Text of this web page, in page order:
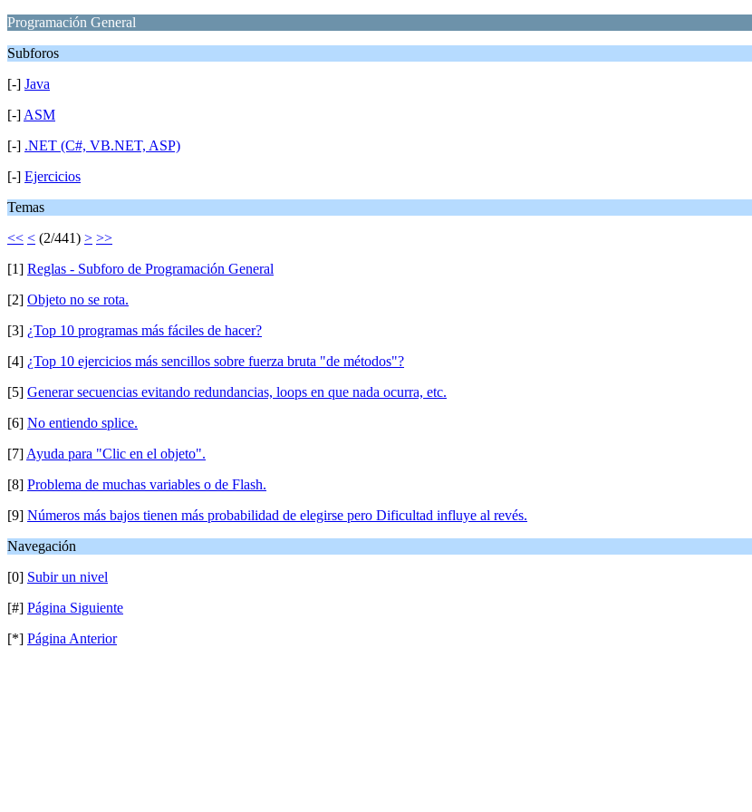
Programación General
Subforos
[-] Java
[-] ASM
[-] .NET (C#, VB.NET, ASP)
[-] Ejercicios
Temas
<< < (2/441) > >>
[1] Reglas - Subforo de Programación General
[2] Objeto no se rota.
[3] ¿Top 10 programas más fáciles de hacer?
[4] ¿Top 10 ejercicios más sencillos sobre fuerza bruta "de métodos"?
[5] Generar secuencias evitando redundancias, loops en que nada ocurra, etc.
[6] No entiendo splice.
[7] Ayuda para "Clic en el objeto".
[8] Problema de muchas variables o de Flash.
[9] Números más bajos tienen más probabilidad de elegirse pero Dificultad influye al revés.
Navegación
[0] Subir un nivel
[#] Página Siguiente
[*] Página Anterior